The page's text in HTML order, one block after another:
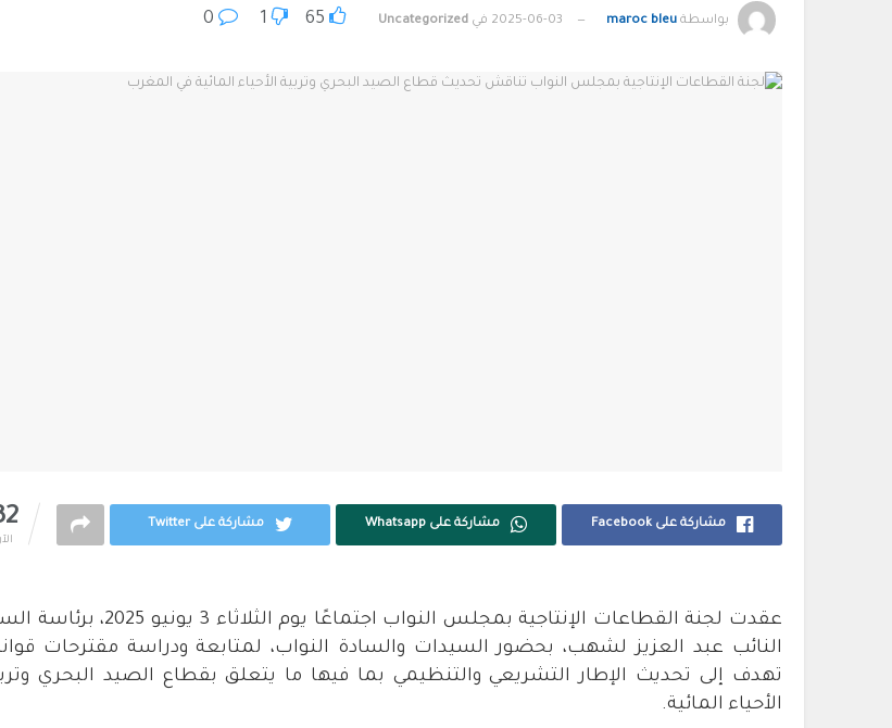
بواسطة maroc bleu
2025-06-03 في Uncategorized
65
1
مشاركة على Facebook مشاركة على Whatsapp مشاركة على Twitter
عقدت لجنة القطاعات الإنتاجية بمجلس النواب اجتماعًا يوم الثلاثاء 3 يونيو
النائب عبد العزيز لشهب،بحضور السيدات والسادة النواب، لمتابعة ودراسة مقترحات
تهدف إلى تحديث الإطار التشريعي والتنظيمي بما فيها ما يتعلق بقطاع الصيد البحري
الأحياء المائية.